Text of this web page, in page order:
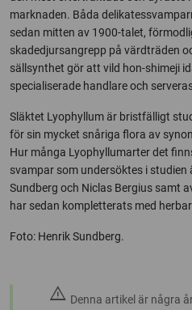
marknaden. Båda
sedan mitten av 1900-talet,
skadedjursangrepp på värdträden
sällsynthet gör att vild hon-shimeji
specialiserade handlare och
Släktet Lyophyllum är bristfälligt
för sin mycket snåriga flora av
Hur många Lyophyllumarter det
svampar som undersöktes i studien
Sundberg och Niclas Bergius samt
har sedan kompletterats med
Foto: Henrik Sundberg.
warning Denna artikel är några